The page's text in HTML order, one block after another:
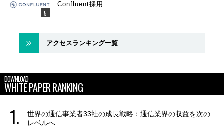
Confluent採用
アクセスランキング一覧
DOWNLOAD
WHITE PAPER RANKING
世界の通信事業者33社の成長戦略：通信業界の収益を次の
レベルへ